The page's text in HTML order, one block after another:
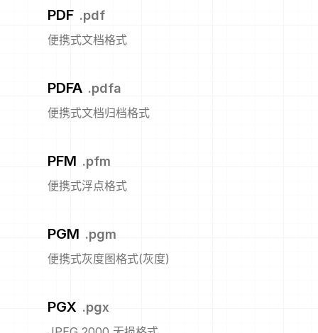
PDF .pdf
便携式文档格式
PDFA .pdfa
便携式文档归档格式
PFM .pfm
便携式浮点格式
PGM .pgm
便携式灰度图格式(灰度)
PGX .pgx